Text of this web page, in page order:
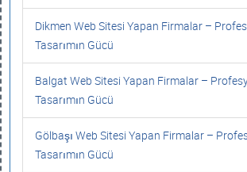
Dikmen Web Sitesi Yapan Firmalar –
Tasarımın Gücü
Balgat Web Sitesi Yapan Firmalar –
Tasarımın Gücü
Gölbaşı Web Sitesi Yapan Firmalar –
Tasarımın Gücü